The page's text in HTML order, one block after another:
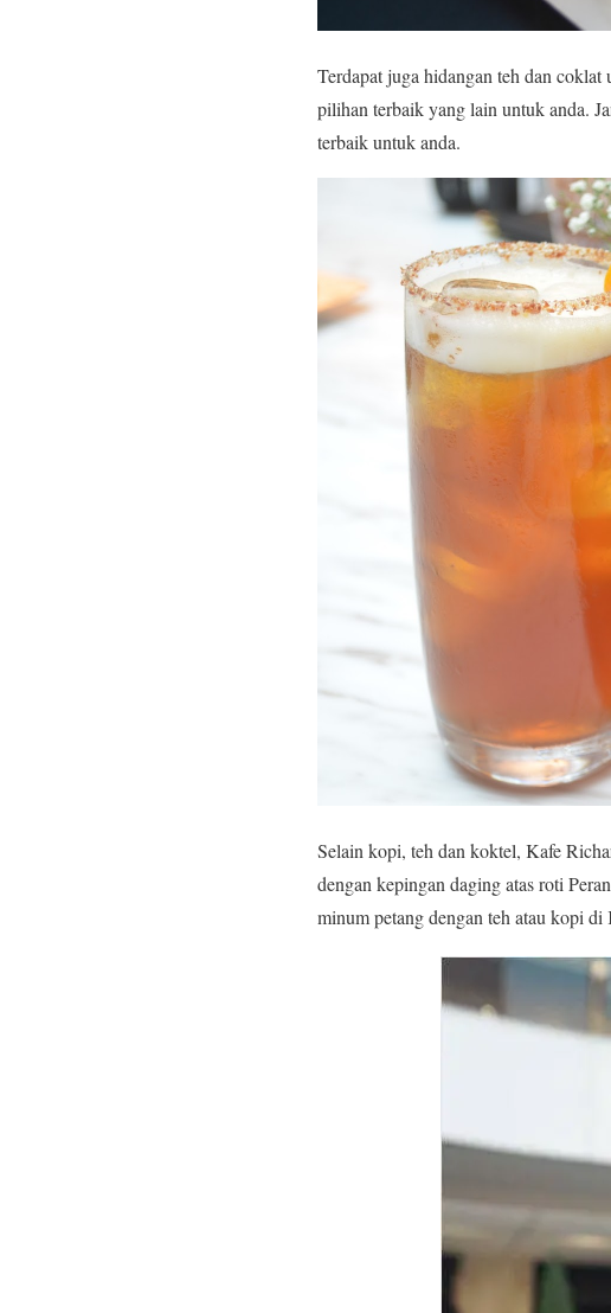
Terdapat juga hidangan teh dan
pilihan terbaik yang lain untuk anda.
terbaik untuk anda.
Selain kopi, teh dan koktel, Kafe
dengan kepingan daging atas roti
minum petang dengan teh atau kopi di